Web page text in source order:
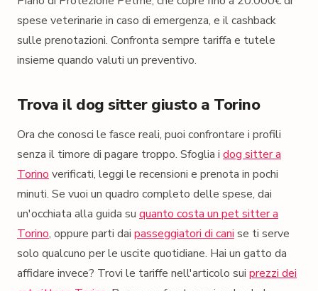
spese veterinarie in caso di emergenza, e il cashback
sulle prenotazioni. Confronta sempre tariffa e tutele
insieme quando valuti un preventivo.
Trova il dog sitter giusto a Torino
Ora che conosci le fasce reali, puoi confrontare i profili
senza il timore di pagare troppo. Sfoglia i dog sitter a
Torino verificati, leggi le recensioni e prenota in pochi
minuti. Se vuoi un quadro completo delle spese, dai
un'occhiata alla guida su quanto costa un pet sitter a
Torino, oppure parti dai passeggiatori di cani se ti serve
solo qualcuno per le uscite quotidiane. Hai un gatto da
affidare invece? Trovi le tariffe nell'articolo sui prezzi dei